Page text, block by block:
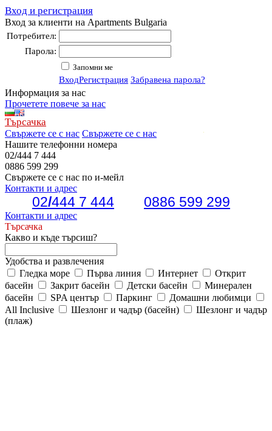
Вход и регистрация
Вход за клиенти на Apartments Bulgaria
Потребител:
Парола:
Запомни ме
ВходРегистрация Забравена парола?
Информация за нас
Прочетете повече за нас
Търсачка
Свържете се с нас Свържете се с нас
Нашите телефонни номера
02/444 7 444
0886 599 299
Свържете се с нас по и-мейл
Контакти и адрес
02/444 7 444 0886 599 299
Контакти и адрес
Търсачка
Какво и къде търсиш?
Удобства и развлечения
Гледка море
Първа линия Интернет
Открит
басейн
Закрит басейн Детски басейн
Минерален
басейн
SPA център Паркинг
Домашни любимци
All Inclusive
Шезлонг и чадър (басейн)
Шезлонг и чадър
(плаж)